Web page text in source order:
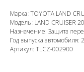
Марка: TOYOTA LAND
Модель: LAND CRUISER
Назначение: Защита
Год выпуска автомобиля:
Артикул: TLCZ-002900